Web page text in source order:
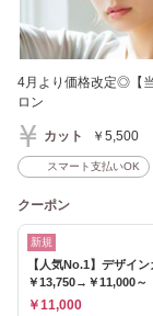
4月より価格改定◎【
ロン
カット ￥5,500
スマート支払いOK
クーポン
新規
【人気No.1】デザイ
￥13,750→￥11,000～
￥11,000